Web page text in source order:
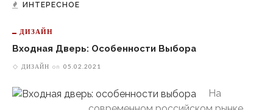
ИНТЕРЕСНОЕ
ДИЗАЙН
Входная Дверь: Особенности Выбора
ДИЗАЙН on 05.02.2021
На